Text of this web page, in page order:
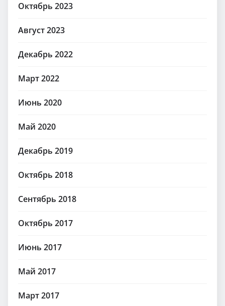
Октябрь 2023
Август 2023
Декабрь 2022
Март 2022
Июнь 2020
Май 2020
Декабрь 2019
Октябрь 2018
Сентябрь 2018
Октябрь 2017
Июнь 2017
Май 2017
Март 2017